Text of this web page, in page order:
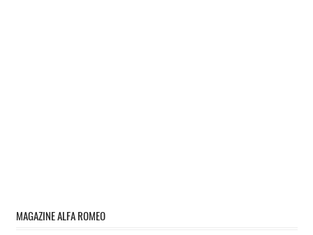
MAGAZINE ALFA ROMEO